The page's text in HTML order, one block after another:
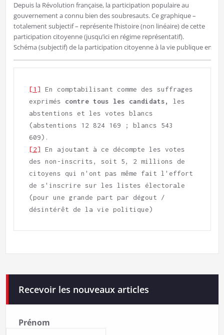
Depuis la Révolution française, la participation populaire au
gouvernement a connu bien des soubresauts. Ce graphique –
totalement subjectif – représente l’histoire (non linéaire) de cette
participation citoyenne (jusqu’ici en régime représentatif).
Schéma (subjectif) de la participation citoyenne à la vie publique en
[1] En comptabilisant comme des suffrages
exprimés contre tous les candidats,
les
abstentions et les votes blancs
(abstentions 12 824 169 ; blancs 543
[2] En ajoutant à ce décompte les votes
des non-inscrits, soit 5, 2 millions de
citoyens qui n'ont pas même fait l'effort
de s'inscrire sur les listes électorale
(pour une grande part par dégout /
désintérêt de la vie politique)
Recevoir les nouveaux articles
Prénom